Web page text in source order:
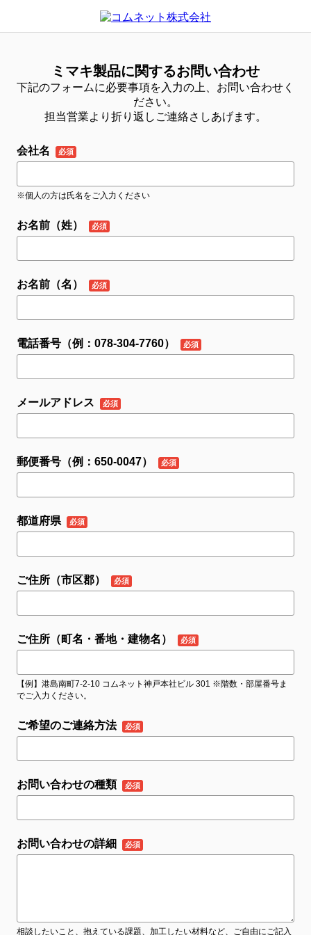
ミマキ製品に関するお問い合わせ
下記のフォームに必要事項を入力の上、お問い合わせく
ださい。
担当営業より折り返しご連絡さしあげます。
会社名
※個人の方は氏名をご入力ください
お名前（姓）
お名前（名）
電話番号（例：078-304-7760）
メールアドレス
郵便番号（例：650-0047）
都道府県
ご住所（市区郡）
ご住所（町名・番地・建物名）
【例】港島南町7-2-10 コムネット神戸本社ビル 301 ※階数・部屋番号ま
でご入力ください。
ご希望のご連絡方法
お問い合わせの種類
お問い合わせの詳細
相談したいこと、抱えている課題、加工したい材料など、ご自由にご記入